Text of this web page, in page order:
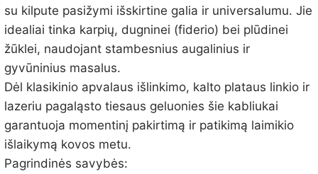
su kilpute pasižymi išskirtine galia ir universalumu. Jie
idealiai tinka karpių, dugninei (fiderio) bei plūdinei
žūklei, naudojant stambesnius augalinius ir
gyvūninius masalus.
Dėl klasikinio apvalaus išlinkimo, kalto plataus linkio ir
lazeriu pagaląsto tiesaus geluonies šie kabliukai
garantuoja momentinį pakirtimą ir patikimą laimikio
išlaikymą kovos metu.
Pagrindinės savybės: